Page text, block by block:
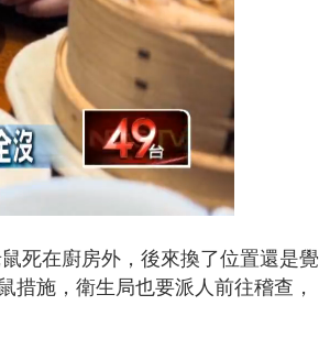
死在廚房外，後來換了位置還是覺
措施，衛生局也要派人前往稽查，